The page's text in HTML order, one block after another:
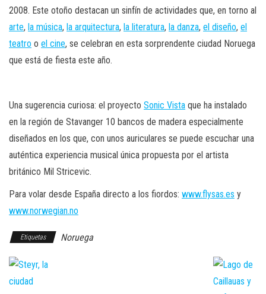
2008. Este otoño destacan un sinfín de actividades que, en torno al
arte, la música, la arquitectura, la literatura, la danza, el diseño, el
teatro o el cine, se celebran en esta sorprendente ciudad Noruega
que está de fiesta este año.
Una sugerencia curiosa: el proyecto Sonic Vista que ha instalado
en la región de Stavanger 10 bancos de madera especialmente
diseñados en los que, con unos auriculares se puede escuchar una
auténtica experiencia musical única propuesta por el artista
británico Mil Stricevic.
Para volar desde España directo a los fiordos: www.flysas.es y
www.norwegian.no
Etiquetas Noruega